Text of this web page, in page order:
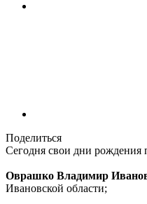
Поделиться
Сегодня свои дни рождения
Оврашко Владимир
Ивановской области;